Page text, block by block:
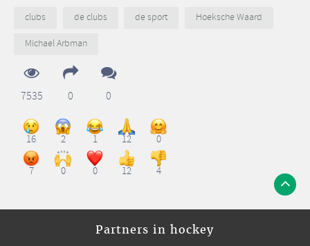
clubs de clubs de sport
Hoeksche Waard
Michael Arbman
7535 0 0
16 2 1 12 0
7 0 0 12 4
Partners in hockey